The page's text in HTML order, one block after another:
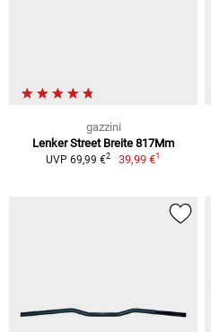
gazzini
Lenker Street Breite 817Mm
UVP 69,99 €2 39,99 €1